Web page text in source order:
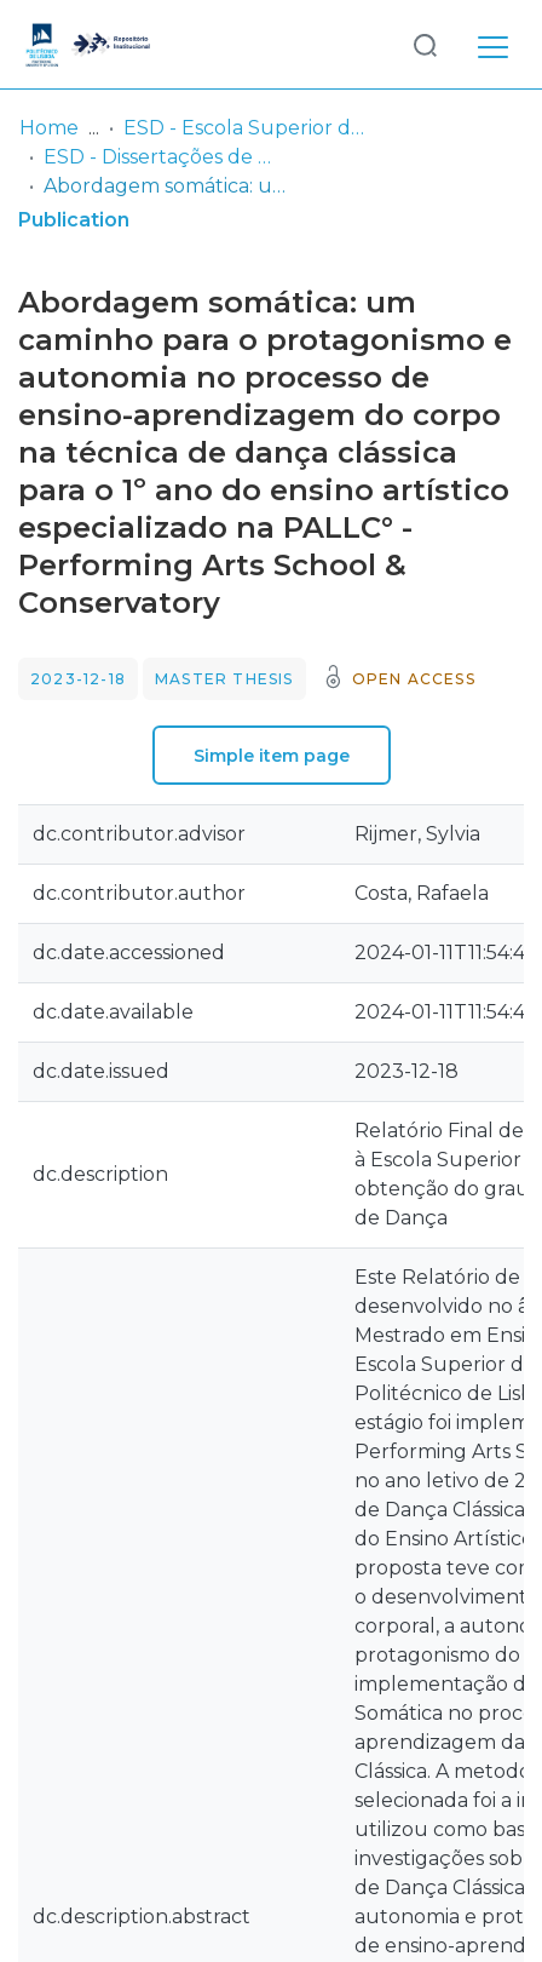
Communities
& Collections
Statistics
Log
In
Home
ESD - Escola Superior de Dança
ESD - Dissertações de Mestrado
Abordagem somática: um caminho para o protagonismo e autonomia no processo de ensino-aprendizagem do corpo na técnica de dança clássica para o 1º ano do ensino artístico especializado na PALLC° - Performing Arts School & Conservatory
Publication
Abordagem somática: um
caminho para o protagonismo e
autonomia no processo de
ensino-aprendizagem do corpo
na técnica de dança clássica
para o 1º ano do ensino artístico
especializado na PALLC° -
Performing Arts School &
Conservatory
2023-12-18 MASTER THESIS OPEN ACCESS
Simple item page
dc.contributor.advisor Rijmer, Sylvia
dc.contributor.author Costa, Rafaela
dc.date.accessioned 2024-01-
dc.date.available 2024-01-
dc.date.issued 2023-12-18
dc.description
Relatório Final de
à Escola Superior
obtenção do grau
de Dança
dc.description.abstract
Este Relatório de
desenvolvido no
Mestrado em
Escola Superior
Politécnico de
estágio foi
Performing Arts
no ano letivo de
de Dança Clássica
do Ensino Artístico
proposta teve
o desenvolvimento
corporal, a
protagonismo do
implementação
Somática no
aprendizagem da
Clássica. A
selecionada foi a
utilizou como base
investigações
de Dança Clássica,
autonomia e
de ensino-